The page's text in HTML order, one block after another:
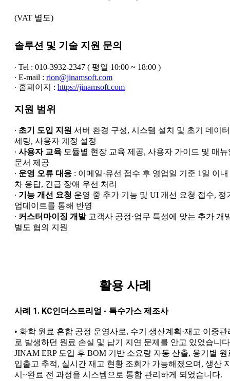
(VAT 별도)
솔루션 및 기술 지원 문의
∙ Tel : 010-3932-2347 ( 평일 10:00 ~ 18:00 )
∙ E-mail : rion@jinamsoft.com
∙ 홈페이지 : https://jinamsoft.com
지원 범위
∙ 초기 도입 지원 서버 환경 구성, 시스템 설치 및 초기 데이터
세팅, 사용자 계정 설정
∙ 사용자 교육 모듈별 현장 교육 제공, 사용자 가이드 및 매뉴
문서 제공
∙ 운영 오류 대응 : 이메일·유선 접수 후 영업일 기준 1일 이내
차 응답, 긴급 장애 우선 처리
∙ 기능 개선 요청 운영 중 추가 기능 및 UI 개선 요청 접수, 정
업데이트를 통해 반영
∙ 커스터마이징 개발 고객사 공정·업무 특성에 맞는 추가 개
별도 협의 지원
활용 사례
사례 1. KC인더스트리얼 - 특수가스 제조사
• 화학 원료 혼합 공정 운영사로, 수기 생산계획·재고 이중관
로 발생하던 원료 손실 및 납기 지연 문제를 안고 있었습니
JINAM ERP 도입 후 BOM 기반 소요량 자동 산출, 용기별 원
입출고 추적, 실시간 재고 현황 조회가 가능해졌으며, 생산
시~완료 전 과정을 시스템으로 통합 관리하게 되었습니다.